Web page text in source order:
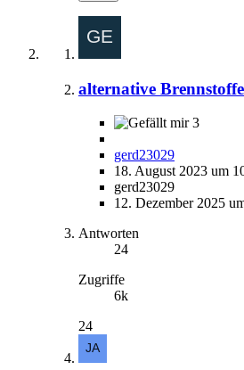
alternative
3
gerd23029
18. August 2023 um
gerd23029
12. Dezember 2025
Antworten
24
Zugriffe
6k
24